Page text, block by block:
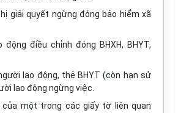
giải quyết ngừng đóng bảo hiểm xã
động điều chỉnh đóng BHXH, BHYT,
lao động, thẻ BHYT (còn hạn sử
lao động ngừng việc.
của một trong các giấy tờ liên quan